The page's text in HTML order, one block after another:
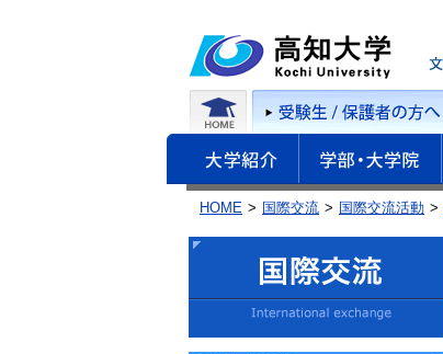
HOME 国際交流 国際交流活動